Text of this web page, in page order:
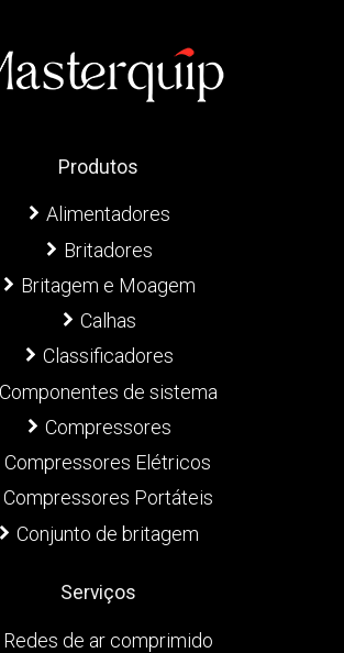
Produtos
Alimentadores
Britadores
Britagem e Moagem
Calhas
Classificadores
Componentes de sistema
Compressores
Compressores Elétricos
Compressores Portáteis
Conjunto de britagem
Serviços
Redes de ar comprimido